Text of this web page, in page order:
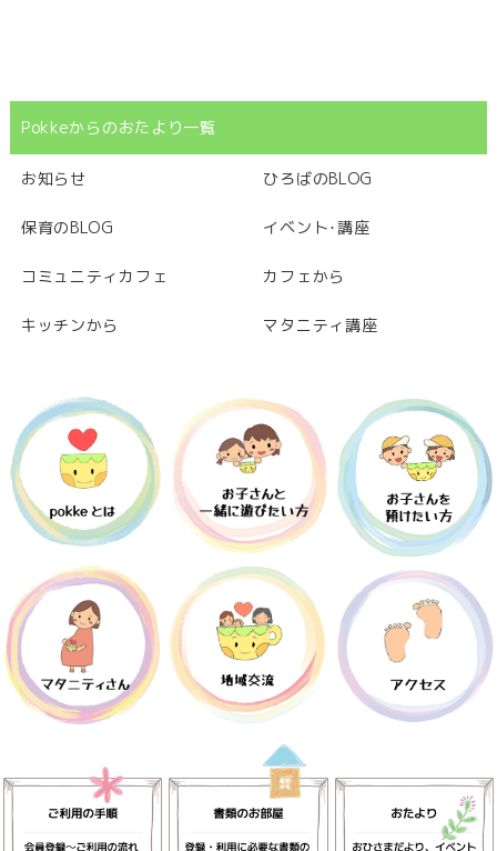
Pokkeからのおたより一覧
お知らせ ひろばのBLOG
保育のBLOG イベント･講座
コミュニティカフェ カフェから
キッチンから マタニティ講座